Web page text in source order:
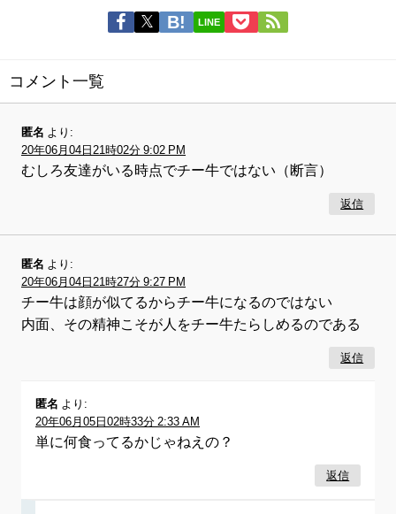
LINE
コメント一覧
匿名 より:
20年06月04日21時02分 9:02 PM
むしろ友達がいる時点でチー牛ではない（断言）
返信
匿名 より:
20年06月04日21時27分 9:27 PM
チー牛は顔が似てるからチー牛になるのではない
内面、その精神こそが人をチー牛たらしめるのである
返信
匿名 より:
20年06月05日02時33分 2:33 AM
単に何食ってるかじゃねえの？
返信